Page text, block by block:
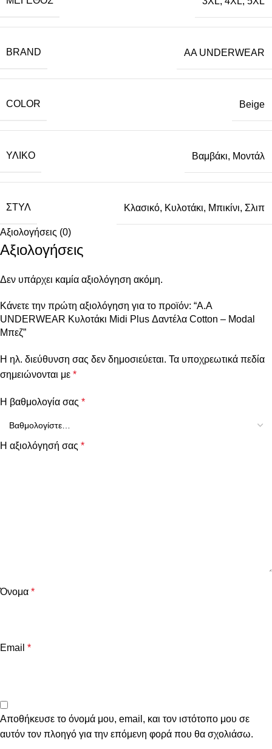
BRAND AA UNDERWEAR
COLOR Beige
ΥΛΙΚΌ Βαμβάκι, Μοντάλ
ΣΤΥΛ Κλασικό, Κυλοτάκι, Μπικίνι, Σλιπ
Αξιολογήσεις (0)
Αξιολογήσεις
Δεν υπάρχει καμία αξιολόγηση ακόμη.
Κάνετε την πρώτη αξιολόγηση για το προϊόν: “Α.A
UNDERWEAR Κυλοτάκι Midi Plus Δαντέλα Cotton – Modal
Μπεζ”
Η ηλ. διεύθυνση σας δεν δημοσιεύεται. Τα υποχρεωτικά πεδία
σημειώνονται με *
Η βαθμολογία σας *
Η αξιολόγησή σας *
Όνομα *
Email *
Αποθήκευσε το όνομά μου, email, και τον ιστότοπο μου σε
αυτόν τον πλοηγό για την επόμενη φορά που θα σχολιάσω.